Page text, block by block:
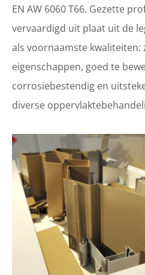
EN AW 6060 T66. Gezette
vervaardigd uit plaat uit de
als voornaamste kwaliteiten:
eigenschappen, goed te
corrosiebestendig en
diverse